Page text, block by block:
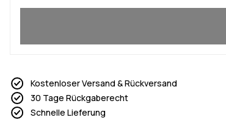
Kostenloser Versand & Rückversand
30 Tage Rückgaberecht
Schnelle Lieferung